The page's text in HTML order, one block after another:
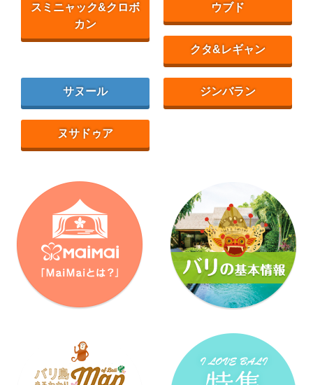
スミニャック&クロボ
カン
ウブド
クタ&レギャン
サヌール ジンバラン
ヌサドゥア